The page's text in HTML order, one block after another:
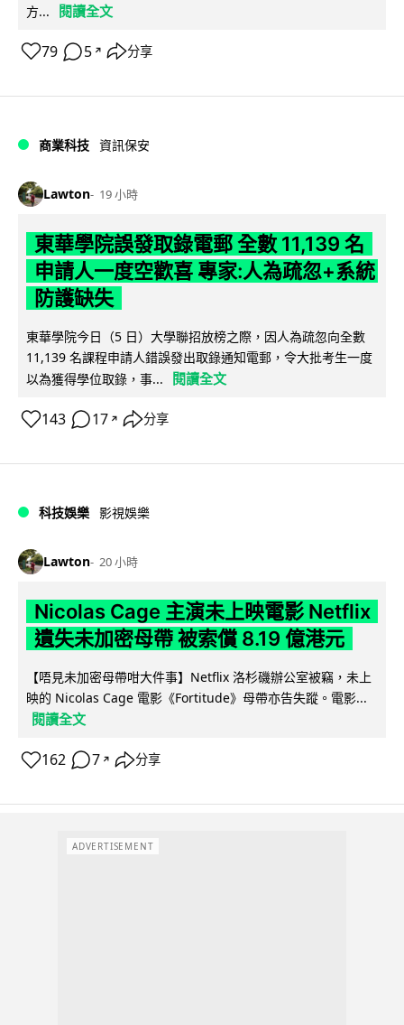
方...
閱讀全文
79 5 ↗ 分享
商業科技 資訊保安
Lawton 19 小時
東華學院誤發取錄電郵 全數 11,139 名
申請人一度空歡喜 專家:人為疏忽+系統
防護缺失
東華學院今日（5 日）大學聯招放榜之際，因人為疏忽向全數
11,139 名課程申請人錯誤發出取錄通知電郵，令大批考生一度
以為獲得學位取錄，事...
閱讀全文
143 17 ↗ 分享
科技娛樂 影視娛樂
Lawton 20 小時
Nicolas Cage 主演未上映電影 Netflix
遺失未加密母帶 被索償 8.19 億港元
【唔見未加密母帶咁大件事】Netflix 洛杉磯辦公室被竊，未上
映的 Nicolas Cage 電影《Fortitude》母帶亦告失蹤。電影...
閱讀全文
162 7 ↗ 分享
ADVERTISEMENT